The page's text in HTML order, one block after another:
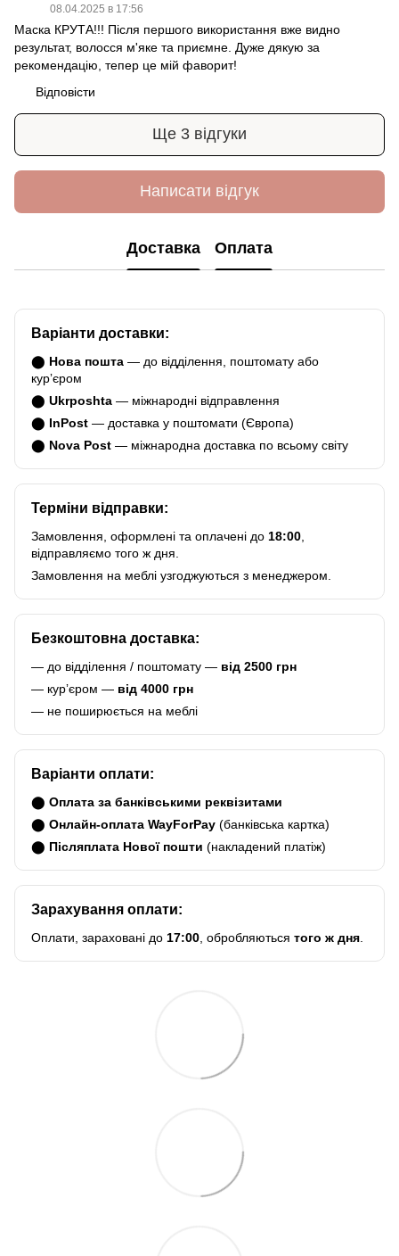
08.04.2025 в 17:56
Маска КРУТА!!! Після першого використання вже видно
результат, волосся м'яке та приємне. Дуже дякую за
рекомендацію, тепер це мій фаворит!
Відповісти
Ще 3 відгуки
Написати відгук
Доставка Оплата
Варіанти доставки:
⬤ Нова пошта — до відділення, поштомату або
курʼєром
⬤ Ukrposhta — міжнародні відправлення
⬤ InPost — доставка у поштомати (Європа)
⬤ Nova Post — міжнародна доставка по всьому світу
Терміни відправки:
Замовлення, оформлені та оплачені до 18:00
відправляємо того ж дня.
Замовлення на меблі узгоджуються з менеджером.
Безкоштовна доставка:
— до відділення / поштомату — від 2500 грн
— курʼєром — від 4000 грн
— не поширюється на меблі
Варіанти оплати:
⬤ Оплата за банківськими реквізитами
⬤ Онлайн-оплата WayForPay (банківська картка)
⬤ Післяплата Нової пошти (накладений платіж)
Зарахування оплати:
Оплати, зараховані до 17:00 , обробляються того ж дня